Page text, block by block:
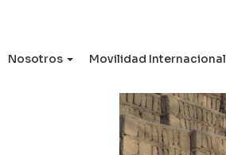
Nosotros Movilidad Internacional